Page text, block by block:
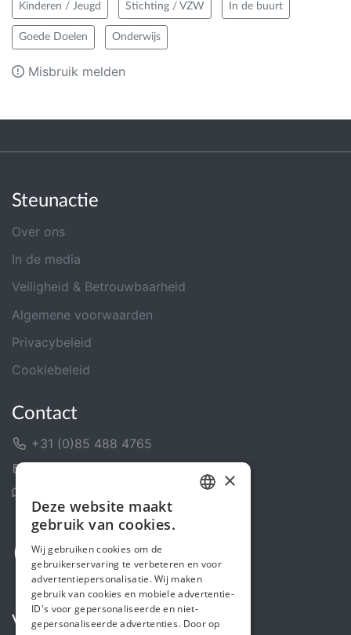
Kinderen / Jeugd Stichting / VZW In de buurt
Goede Doelen Onderwijs
Misbruik melden
Steunactie
Over ons
In de media
Veiligheid & Betrouwbaarheid
Algemene voorwaarden
Privacybeleid
Cookiebeleid
Contact
+31 (0)85 488 4765
Volg ons
ENGLISH
×
Deze website maakt
gebruik van cookies.
Wij gebruiken cookies om de
gebruikerservaring te verbeteren en voor
advertentiepersonalisatie. Wij maken
gebruik van cookies en mobiele advertentie-
ID's voor gepersonaliseerde en niet-
gepersonaliseerde advertenties. Door op